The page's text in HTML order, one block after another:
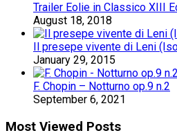
Trailer Eolie in Classico XIII
August 18, 2018
Il presepe vivente di Leni
January 29, 2015
F. Chopin – Notturno op.9 n.2
September 6, 2021
Most Viewed Posts